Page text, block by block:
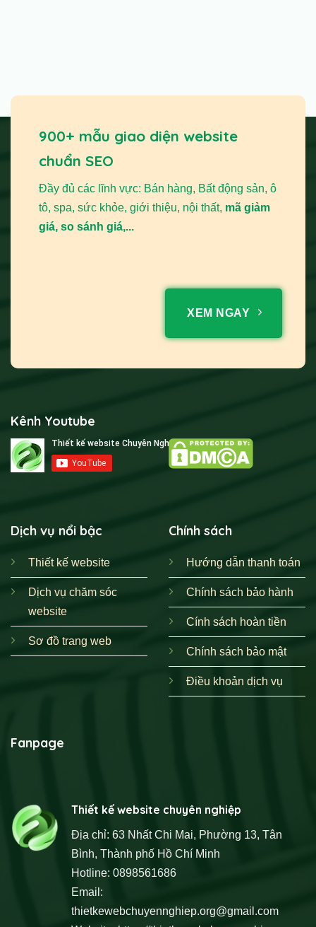
900+ mẫu giao diện website
chuẩn SEO
Đầy đủ các lĩnh vực: Bán hàng, Bất động sản, ô
tô, spa, sức khỏe, giới thiệu, nội thất, mã giảm
giá, so sánh giá,...
XEM NGAY
Kênh Youtube
Dịch vụ nổi bậc
Thiết kế website
Dịch vụ chăm sóc
website
Sơ đồ trang web
Chính sách
Hướng dẫn thanh toán
Chính sách bảo hành
Cính sách hoàn tiền
Chính sách bảo mật
Điều khoản dịch vụ
Fanpage
Thiết kế website chuyên nghiệp
Địa chỉ: 63 Nhất Chi Mai, Phường 13, Tân
Bình, Thành phố Hồ Chí Minh
Hotline: 0898561686
Email:
thietkewebchuyennghiep.org@gmail.com